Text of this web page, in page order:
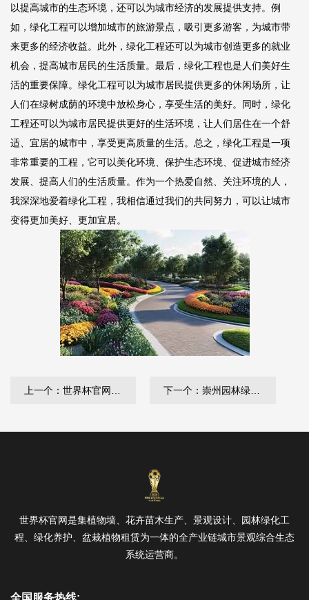
以提高城市的生态环境，还可以为城市经济的发展提供支持。例
如，绿化工程可以增加城市的旅游景点，吸引更多游客，为城市带
来更多的经济收益。此外，绿化工程还可以为城市创造更多的就业
机会，提高城市居民的生活质量。最后，绿化工程也是人们美好生
活的重要保障。绿化工程可以为城市居民提供更多的休闲场所，让
人们在绿树成荫的环境中放松身心，享受生活的美好。同时，绿化
工程还可以为城市居民提供更好的生活环境，让人们居住在一个舒
适、宜居的城市中，享受更高质量的生活。总之，绿化工程是一项
非常重要的工程，它可以美化环境、保护生态环境、促进城市经济
发展、提高人们的生活质量。作为一个热爱自然、关注环境的人，
我深深地爱着绿化工程，我相信通过我们的共同努力，可以让城市
变得更加美好、更加宜居。
世界杯官网是集植物墙、花卉苗木生产、景观设计、园林绿化工
程、绿化养护、盆栽植物租赁为一体的全产业链城市景观综合生态
系统运营商。
全国服务热线: